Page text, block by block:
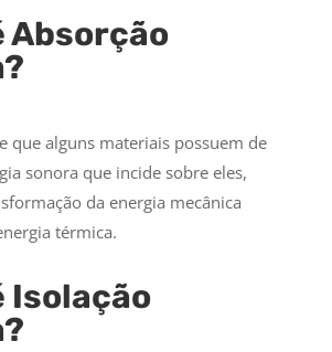
Absorção
que alguns materiais possuem de
sonora que incide sobre eles,
da energia mecânica
térmica.
Isolação